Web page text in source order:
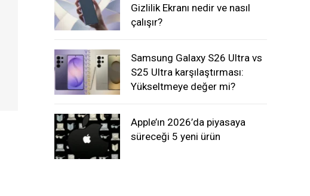
Gizlilik Ekranı nedir ve nasıl
çalışır?
Samsung Galaxy S26 Ultra vs
S25 Ultra karşılaştırması:
Yükseltmeye değer mi?
Apple’ın 2026’da piyasaya
süreceği 5 yeni ürün